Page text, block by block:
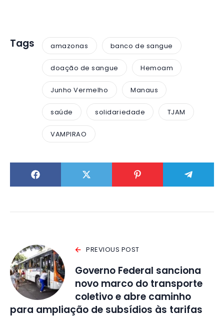
Tags amazonas banco de sangue
doação de sangue Hemoam
Junho Vermelho Manaus
saúde solidariedade TJAM
VAMPIRAO
PREVIOUS POST
Governo Federal sanciona
novo marco do transporte
coletivo e abre caminho
para ampliação de subsídios às tarifas